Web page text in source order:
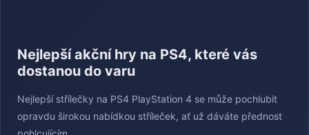
Nejlepší akční hry na PS4, které vás
dostanou do varu
Nejlepší střílečky na PS4 PlayStation 4 se může pochlubit
opravdu širokou nabídkou stříleček, ať už dáváte přednost